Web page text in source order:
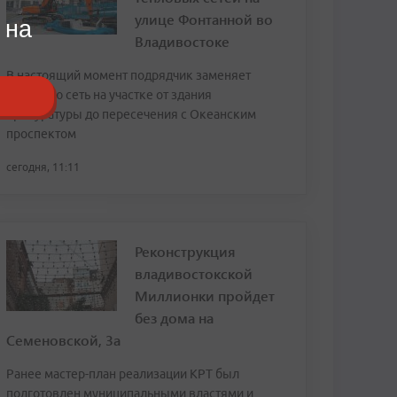
улице Фонтанной во
Владивостоке
В настоящий момент подрядчик заменяет
тепловую сеть на участке от здания
прокуратуры до пересечения с Океанским
проспектом
сегодня, 11:11
Реконструкция
владивостокской
Миллионки пройдет
без дома на
Семеновской, 3а
Ранее мастер-план реализации КРТ был
подготовлен муниципальными властями и